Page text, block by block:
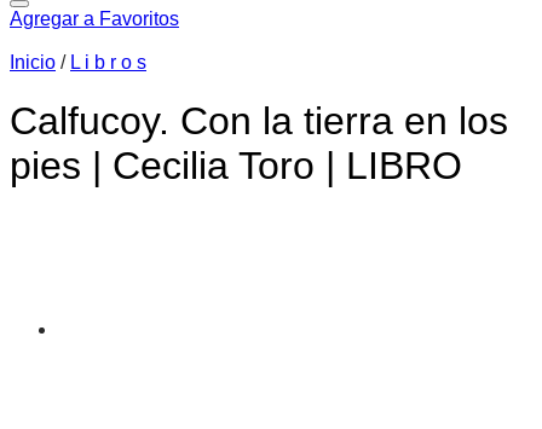
Agregar a Favoritos
Inicio / L i b r o s
Calfucoy. Con la tierra en los
pies | Cecilia Toro | LIBRO